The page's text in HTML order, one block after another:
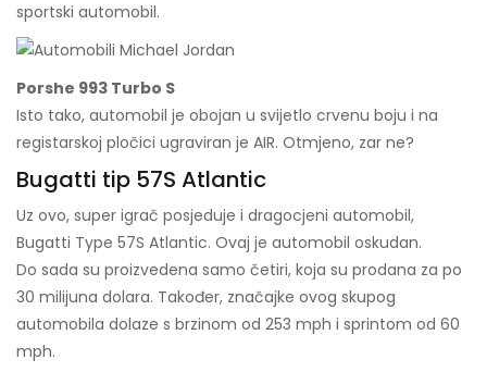
sportski automobil.
Porshe 993 Turbo S
Isto tako, automobil je obojan u svijetlo crvenu boju i na
registarskoj pločici ugraviran je AIR. Otmjeno, zar ne?
Bugatti tip 57S Atlantic
Uz ovo, super igrač posjeduje i dragocjeni automobil,
Bugatti Type 57S Atlantic. Ovaj je automobil oskudan.
Do sada su proizvedena samo četiri, koja su prodana za po
30 milijuna dolara. Također, značajke ovog skupog
automobila dolaze s brzinom od 253 mph i sprintom od 60
mph.